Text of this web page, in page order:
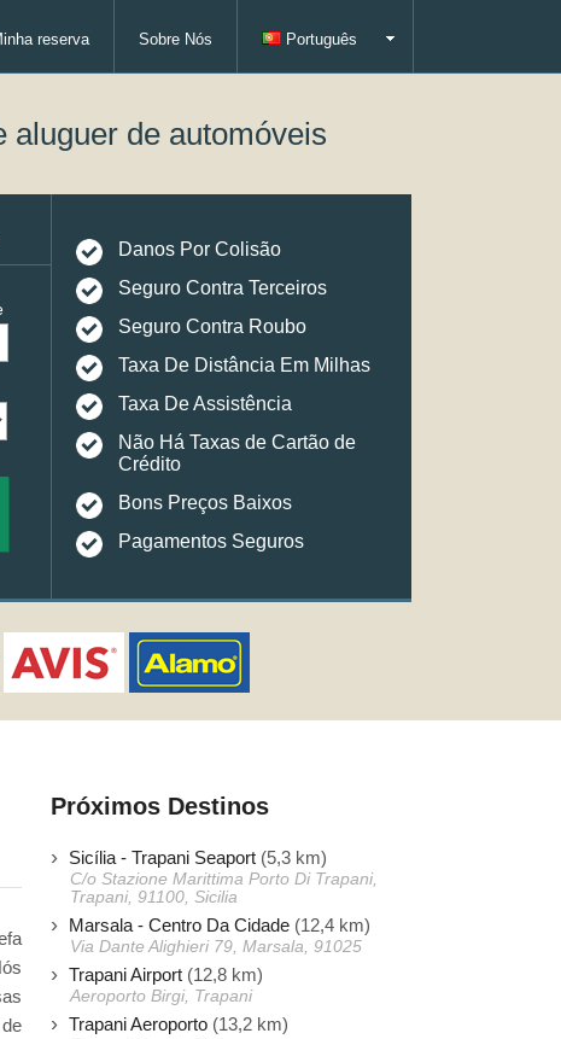
reserva Sobre Nós Português
aluguer de automóveis
Danos Por Colisão
Seguro Contra Terceiros
Seguro Contra Roubo
Taxa De Distância Em Milhas
Taxa De Assistência
Não Há Taxas de Cartão de
Crédito
Bons Preços Baixos
Pagamentos Seguros
Próximos Destinos
Sicília - Trapani Seaport (5,3 km)
C/o Stazione Marittima Porto Di Trapani,
Trapani, 91100, Sicilia
Marsala - Centro Da Cidade (12,4 km)
Via Dante Alighieri 79, Marsala, 91025
Trapani Airport (12,8 km)
Aeroporto Birgi, Trapani
Trapani Aeroporto (13,2 km)